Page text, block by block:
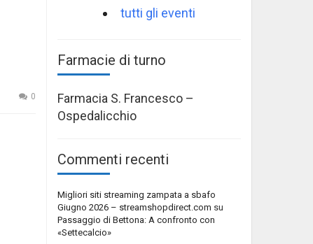
0
tutti gli eventi
Farmacie di turno
Farmacia S. Francesco –
Ospedalicchio
Commenti recenti
Migliori siti streaming zampata a sbafo
Giugno 2026 – streamshopdirect.com su
Passaggio di Bettona: A confronto con
«Settecalcio»